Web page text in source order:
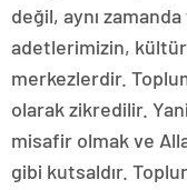
değil, aynı
adetlerimizin,
merkezlerdir.
olarak zikredilir.
misafir olmak ve
gibi kutsaldır.